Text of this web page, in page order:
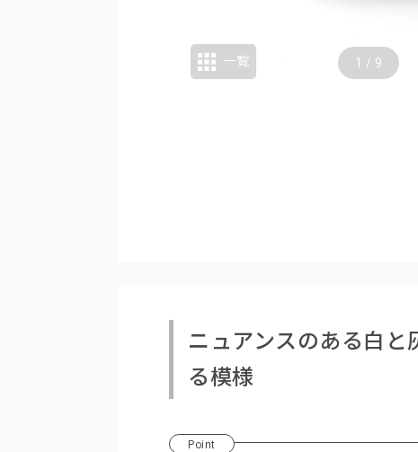
1 / 9
一覧
ニュアンスのある白と
る模様
Point